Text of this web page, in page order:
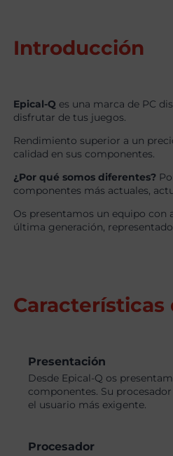
Introducción
Epical-Q es una marca de PC
disfrutar de tus juegos.
Rendimiento superior a un
calidad en sus componentes.
¿Por qué somos diferentes?
componentes más actuales,
Os presentamos un equipo con
última generación,
Características
Presentación
Desde Epical-Q os
componentes. Su
el usuario más exigente.
Procesador